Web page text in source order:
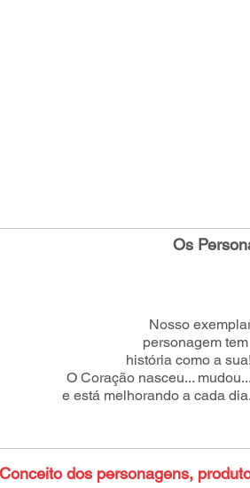
Os
Nosso
personagem tem
história como a sua!
O Coração nasceu... mudou...
e está melhorando a cada dia.
Conceito dos personagens,